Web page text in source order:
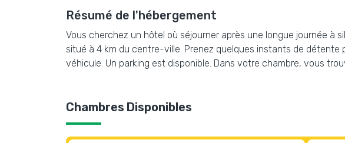
Résumé de l'hébergement
Vous cherchez un hôtel où séjourner après une longue journée à
situé à 4 km du centre-ville. Prenez quelques instants de détente
véhicule. Un parking est disponible. Dans votre chambre, vous
Chambres Disponibles